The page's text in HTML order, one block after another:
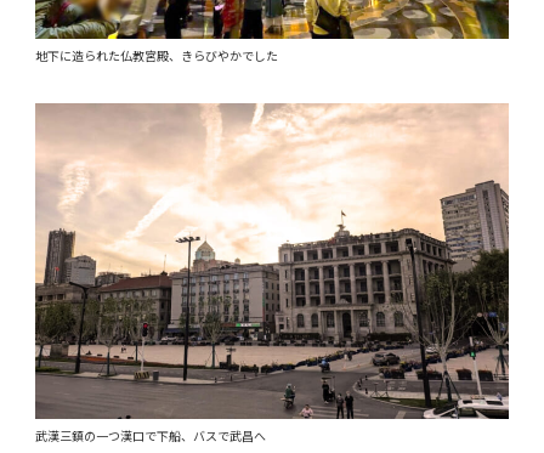
地下に造られた仏教宮殿、きらびやかでした
武漢三鎮の一つ漢口で下船、バスで武昌へ